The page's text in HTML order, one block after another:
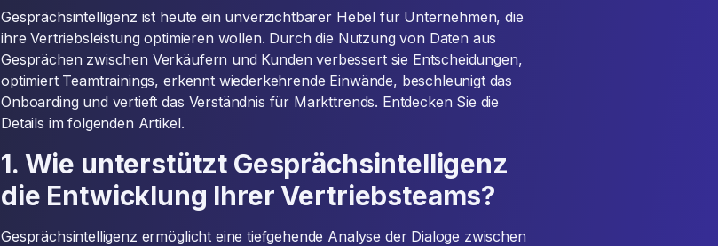
Gesprächsintelligenz ist heute ein unverzichtbarer Hebel für Unternehmen, die
ihre Vertriebsleistung optimieren wollen. Durch die Nutzung von Daten aus
Gesprächen zwischen Verkäufern und Kunden verbessert sie Entscheidungen,
optimiert Teamtrainings, erkennt wiederkehrende Einwände, beschleunigt das
Onboarding und vertieft das Verständnis für Markttrends. Entdecken Sie die
Details im folgenden Artikel.
1. Wie unterstützt Gesprächsintelligenz
die Entwicklung Ihrer Vertriebsteams?
Gesprächsintelligenz ermöglicht eine tiefgehende Analyse der Dialoge zwischen